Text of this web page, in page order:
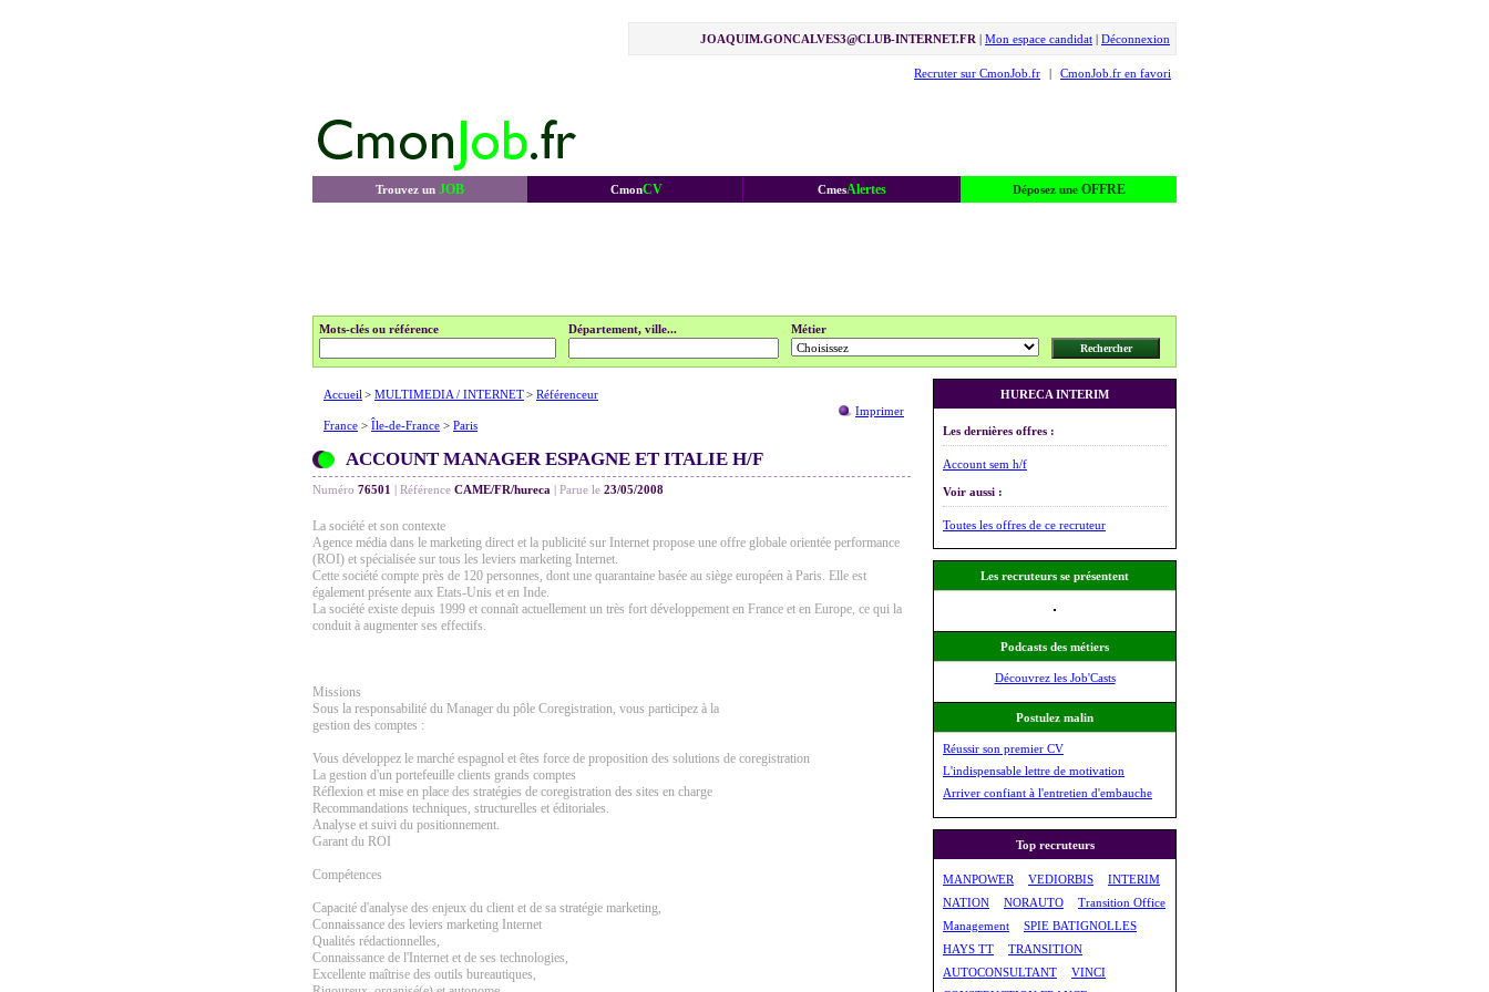
JOAQUIM.GONCALVES3@CLUB-INTERNET.FR | Mon espace candidat | Déconnexion
Recruter sur CmonJob.fr | CmonJob.fr en favori
Trouvez un JOB CmonCV CmesAlertes Déposez une OFFRE
Mots-clés ou référence Département, ville... Métier
Imprimer
Accueil > MULTIMEDIA / INTERNET> Référenceur
France > Île-de-France > Paris
ACCOUNT MANAGER ESPAGNE ET ITALIE H/F
Numéro 76501 | Référence CAME/FR/hureca | Parue le 23/05/2008
La société et son contexte
Agence média dans le marketing direct et la publicité sur Internet propose une offre globale orientée performance
(ROI) et spécialisée sur tous les leviers marketing Internet.
Cette société compte près de 120 personnes, dont une quarantaine basée au siège européen à Paris. Elle est
également présente aux Etats-Unis et en Inde.
La société existe depuis 1999 et connaît actuellement un très fort développement en France et en Europe, ce qui la
conduit à augmenter ses effectifs.
Missions
Sous la responsabilité du Manager du pôle Coregistration, vous participez à la
gestion des comptes :
Vous développez le marché espagnol et êtes force de proposition des solutions de coregistration
La gestion d'un portefeuille clients grands comptes
Réflexion et mise en place des stratégies de coregistration des sites en charge
Recommandations techniques, structurelles et éditoriales.
Analyse et suivi du positionnement.
Garant du ROI
Compétences
Capacité d'analyse des enjeux du client et de sa stratégie marketing,
Connaissance des leviers marketing Internet
Qualités rédactionnelles,
Connaissance de l'Internet et de ses technologies,
Excellente maîtrise des outils bureautiques,
HURECA INTERIM
Les dernières offres :
Account sem h/f
Voir aussi :
Toutes les offres de ce recruteur
Les recruteurs se présentent
Podcasts des métiers
Découvrez les Job'Casts
Postulez malin
Réussir son premier CV
L'indispensable lettre de motivation
Arriver confiant à l'entretien d'embauche
Top recruteurs
MANPOWER VEDIORBIS
INTERIM
NATION
NORAUTO
Transition Office
Management
SPIE BATIGNOLLES
HAYS TT
TRANSITION
AUTOCONSULTANT
VINCI